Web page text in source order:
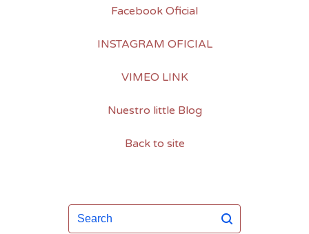
Facebook Oficial
INSTAGRAM OFICIAL
VIMEO LINK
Nuestro little Blog
Back to site
Search